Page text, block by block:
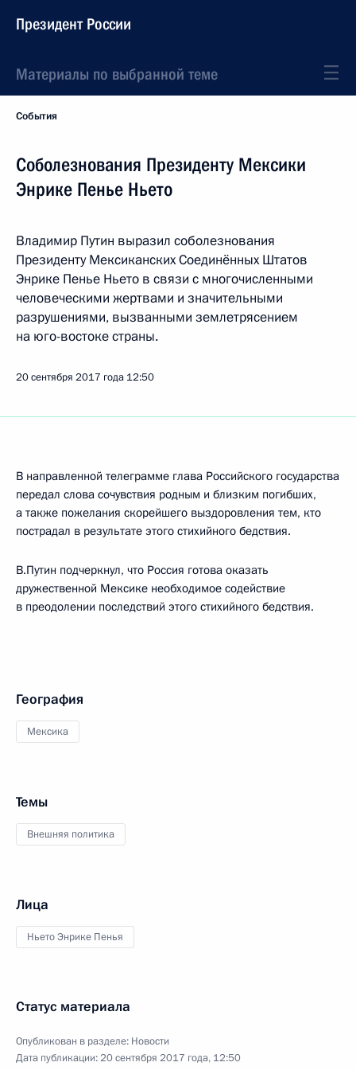
Президент России
Материалы по выбранной теме
События
Соболезнования Президенту Мексики
Энрике Пенье Ньето
Владимир Путин выразил соболезнования
Президенту Мексиканских Соединённых Штатов
Энрике Пенье Ньето в связи с многочисленными
человеческими жертвами и значительными
разрушениями, вызванными землетрясением
на юго-востоке страны.
20 сентября 2017 года 12:50
В направленной телеграмме глава Российского государства
передал слова сочувствия родным и близким погибших,
а также пожелания скорейшего выздоровления тем, кто
пострадал в результате этого стихийного бедствия.
В.Путин подчеркнул, что Россия готова оказать
дружественной Мексике необходимое содействие
в преодолении последствий этого стихийного бедствия.
География
Мексика
Темы
Внешняя политика
Лица
Ньето Энрике Пенья
Статус материала
Опубликован в разделе: Новости
Дата публикации:20 сентября 2017 года, 12:50